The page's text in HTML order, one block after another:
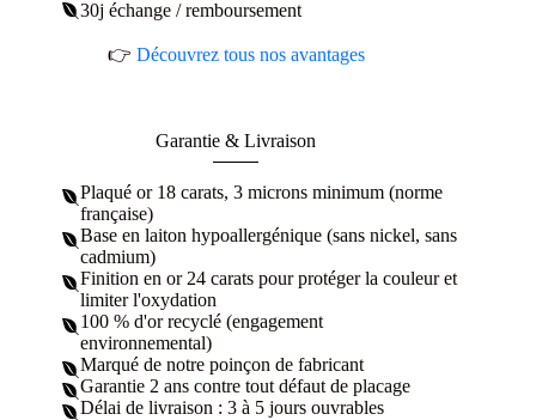
30j échange / remboursement
👉 Découvrez tous nos avantages
Garantie & Livraison
Plaqué or 18 carats, 3 microns minimum (norme
française)
Base en laiton hypoallergénique (sans nickel, sans
cadmium)
Finition en or 24 carats pour protéger la couleur et
limiter l'oxydation
100 % d'or recyclé (engagement
environnemental)
Marqué de notre poinçon de fabricant
Garantie 2 ans contre tout défaut de placage
Délai de livraison : 3 à 5 jours ouvrables